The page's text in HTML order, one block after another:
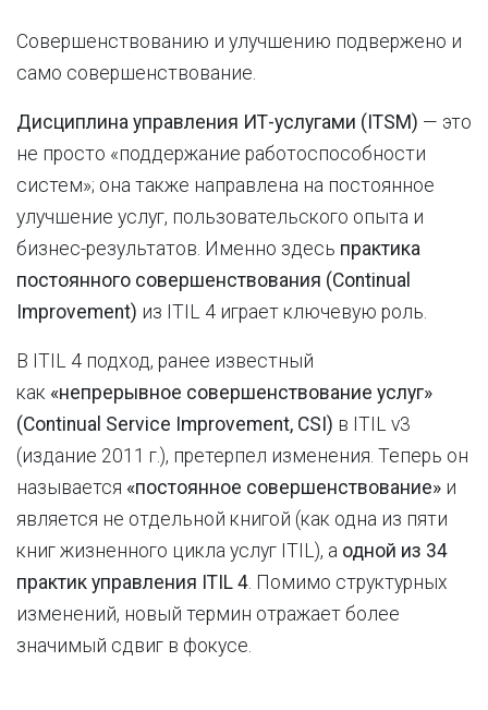
Совершенствованию и улучшению подвержено и
само совершенствование.
Дисциплина управления ИТ-услугами (ITSM) — это
не просто «поддержание работоспособности
систем»; она также направлена на постоянное
улучшение услуг, пользовательского опыта и
бизнес-результатов. Именно здесь практика
постоянного совершенствования (Continual
Improvement) из ITIL 4 играет ключевую роль.
В ITIL 4 подход, ранее известный
как «непрерывное совершенствование услуг»
(Continual Service Improvement, CSI) в ITIL v3
(издание 2011 г.), претерпел изменения. Теперь он
называется «постоянное совершенствование» и
является не отдельной книгой (как одна из пяти
книг жизненного цикла услуг ITIL), а одной из 34
практик управления ITIL 4. Помимо структурных
изменений, новый термин отражает более
значимый сдвиг в фокусе.